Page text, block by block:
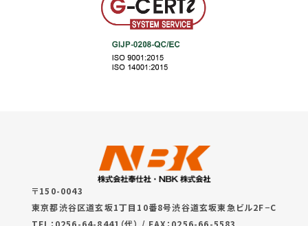
〒150-0043
東京都渋谷区道玄坂1丁目10番8号渋谷道玄坂東急ビル2F−C
TEL：0256-64-8441（代） / FAX：0256-66-5583